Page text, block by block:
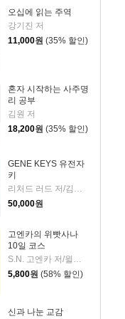
오십에 읽는 주역
강기진 저
11,000원 (35% 할인)
혼자 시작하는 사주명
리 공부
김원 저
18,200원 (35% 할인)
GENE KEYS 유전자
키
50,000원
고엔카의 위빳사나
10일 코스
S.N. 고엔카 저/윌리엄 하트 편/담마코리아 역
5,800원 (58% 할인)
신과 나눈 교감